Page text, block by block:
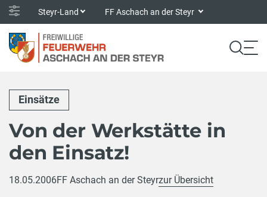
Steyr-Land FF Aschach an der Steyr
Einsätze
Von der Werkstätte in
den Einsatz!
18.05.2006FF Aschach an der Steyrzur Übersicht